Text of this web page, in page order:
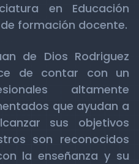
en Educación
formación docente.
de Dios Rodriguez
de contar con un
altamente
que ayudan a
sus objetivos
son reconocidos
la enseñanza y su